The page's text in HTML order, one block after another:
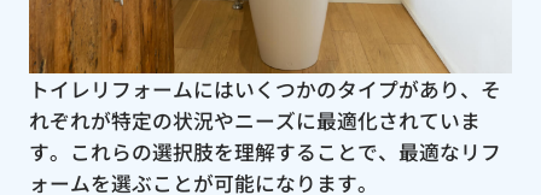
トイレリフォームにはいくつかのタイプがあり、そ
れぞれが特定の状況やニーズに最適化されていま
す。これらの選択肢を理解することで、最適なリフ
ォームを選ぶことが可能になります。